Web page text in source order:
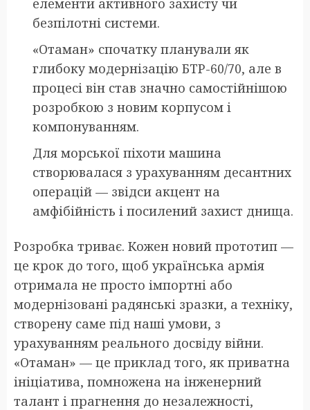
елементи активного захисту чи
безпілотні системи.
«Отаман» спочатку планували як
глибоку модернізацію БТР-60/70, але в
процесі він став значно самостійнішою
розробкою з новим корпусом і
компонуванням.
Для морської піхоти машина
створювалася з урахуванням десантних
операцій — звідси акцент на
амфібійність і посилений захист днища.
Розробка триває. Кожен новий прототип —
це крок до того, щоб українська армія
отримала не просто імпортні або
модернізовані радянські зразки, а техніку,
створену саме під наші умови, з
урахуванням реального досвіду війни.
«Отаман» — це приклад того, як приватна
ініціатива, помножена на інженерний
талант і прагнення до незалежності,